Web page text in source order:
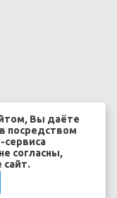
Вы даёте
посредством
сервиса
согласны,
сайт.